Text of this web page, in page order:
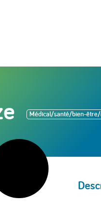
Médical/santé/bien-